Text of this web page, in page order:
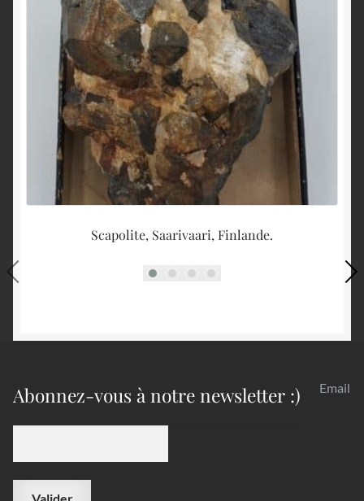
Scapolite, Saarivaari, Finlande.
Abonnez-vous à notre newsletter :) Email